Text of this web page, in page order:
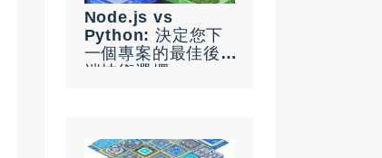
Node.js vs
Python: 決定您下
一個專案的最佳後
端技術選擇